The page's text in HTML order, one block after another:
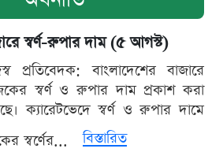
স্বর্ণ-রুপার দাম (৫ আগস্ট)
প্রতিবেদক: বাংলাদেশের বাজারে
স্বর্ণ ও রুপার দাম প্রকাশ করা
ক্যারেটভেদে স্বর্ণ ও রুপার দামে
স্বর্ণের...
বিস্তারিত